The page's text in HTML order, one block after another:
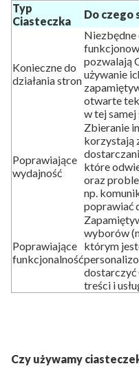
Typ
Ciasteczka
Do czego
Konieczne do
działania stron
Niezbędne
pozwalają
używanie
otwarte
w tej samej
Poprawiające
wydajność
Zbieranie
korzystają
które
oraz
np.
poprawiać
Poprawiające
funkcjonalność
wyborów
którym
dostarczyć
treści i
Czy używamy